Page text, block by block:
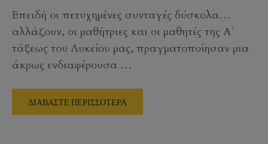
Επειδή οι πετυχημένες συνταγές δύσκολα…
αλλάζουν, οι μαθήτριες και οι μαθητές της Α΄
τάξεως του Λυκείου μας, πραγματοποίησαν μια
άκρως ενδιαφέρουσα …
ΔΙΑΒΑΣΤΕ ΠΕΡΙΣΣΟΤΕΡΑ